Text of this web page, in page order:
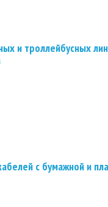
и троллейбусных
с бумажной и